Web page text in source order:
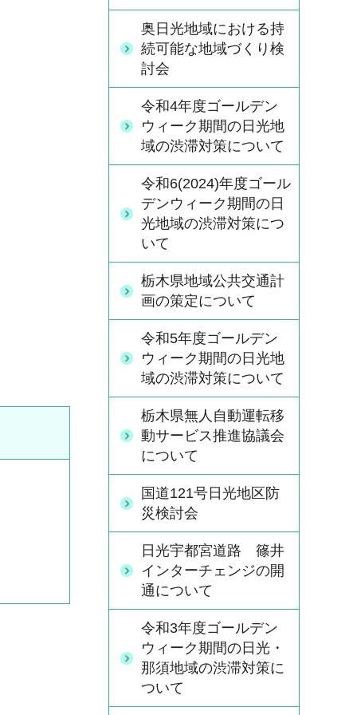
奥日光地域における持
続可能な地域づくり検
討会
令和4年度ゴールデン
ウィーク期間の日光地
域の渋滞対策について
令和6(2024)年度ゴール
デンウィーク期間の日
光地域の渋滞対策につ
いて
栃木県地域公共交通計
画の策定について
令和5年度ゴールデン
ウィーク期間の日光地
域の渋滞対策について
栃木県無人自動運転移
動サービス推進協議会
について
国道121号日光地区防
災検討会
日光宇都宮道路 篠井
インターチェンジの開
通について
令和3年度ゴールデン
ウィーク期間の日光・
那須地域の渋滞対策に
ついて